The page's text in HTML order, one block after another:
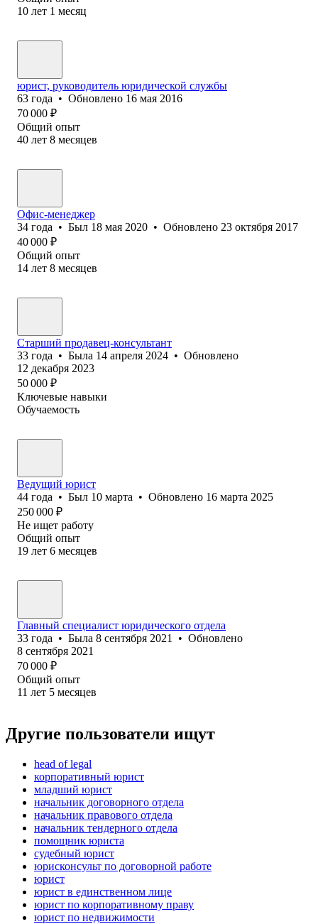
10 лет 1 месяц
юрист, руководитель юридической службы
63 года • Обновлено 16 мая 2016
70 000 ₽
Общий опыт
40 лет 8 месяцев
Офис-менеджер
34 года • Был 18 мая 2020 • Обновлено 23 октября 2017
40 000 ₽
Общий опыт
14 лет 8 месяцев
Старший продавец-консультант
33 года • Была 14 апреля 2024 • Обновлено
12 декабря 2023
50 000 ₽
Ключевые навыки
Обучаемость
Ведущий юрист
44 года • Был 10 марта • Обновлено 16 марта 2025
250 000 ₽
Не ищет работу
Общий опыт
19 лет 6 месяцев
Главный специалист юридического отдела
33 года • Была 8 сентября 2021 • Обновлено
8 сентября 2021
70 000 ₽
Общий опыт
11 лет 5 месяцев
Другие пользователи ищут
head of legal
корпоративный юрист
младший юрист
начальник договорного отдела
начальник правового отдела
начальник тендерного отдела
помощник юриста
судебный юрист
юрисконсульт по договорной работе
юрист
юрист в единственном лице
юрист по корпоративному праву
юрист по недвижимости